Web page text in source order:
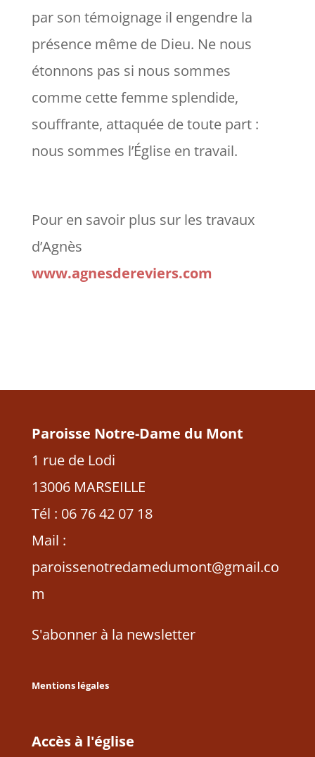
par son témoignage il engendre la
présence même de Dieu. Ne nous
étonnons pas si nous sommes
comme cette femme splendide,
souffrante, attaquée de toute part :
nous sommes l’Église en travail.
Pour en savoir plus sur les travaux
d’Agnès
www.agnesdereviers.com
Paroisse Notre-Dame du Mont
1 rue de Lodi
13006 MARSEILLE
Tél : 06 76 42 07 18
Mail :
paroissenotredamedumont@gmail.co
m
S'abonner à la newsletter
Mentions légales
Accès à l'église